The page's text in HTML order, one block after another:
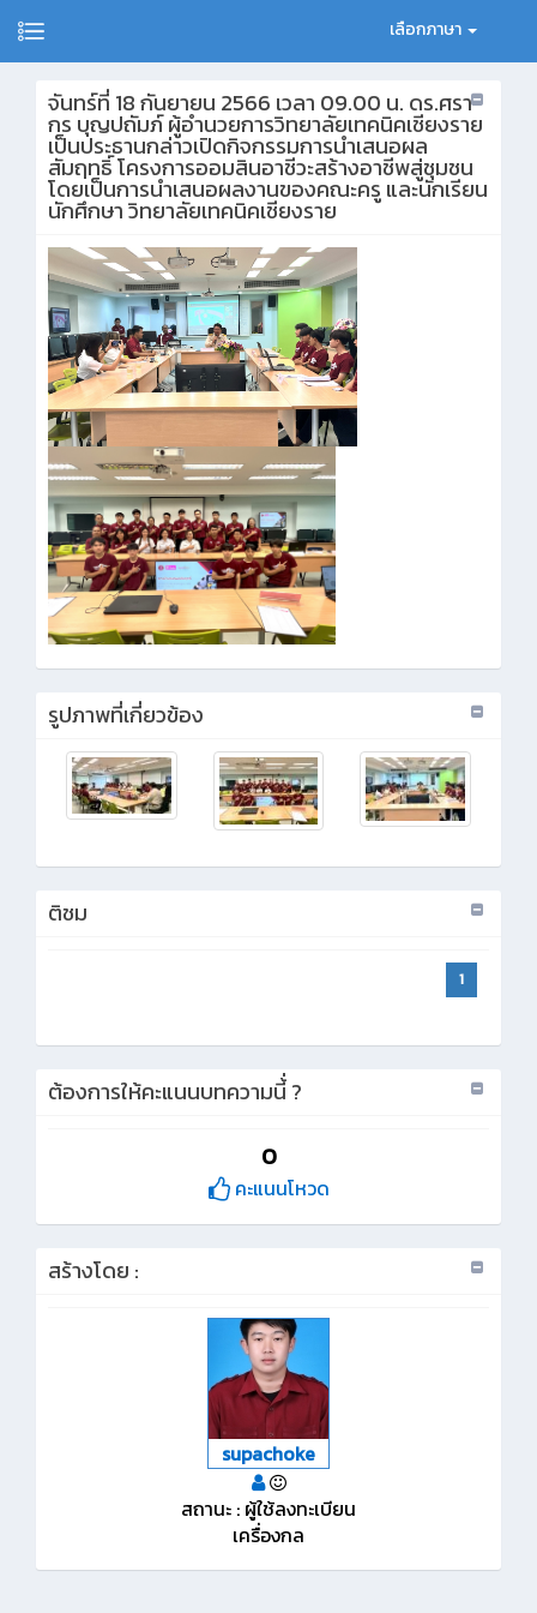
เลือกภาษา
จันทร์ที่ 18 กันยายน 2566 เวลา 09.00 น. ดร.ศรา
กร บุญปถัมภ์ ผู้อำนวยการวิทยาลัยเทคนิคเชียงราย
เป็นประธานกล่าวเปิดกิจกรรมการนำเสนอผล
สัมฤทธิ์ โครงการออมสินอาชีวะสร้างอาชีพสู่ชุมชน
โดยเป็นการนำเสนอผลงานของคณะครู และนักเรียน
นักศึกษา วิทยาลัยเทคนิคเชียงราย
รูปภาพที่เกี่ยวข้อง
ติชม
1
ต้องการให้คะแนนบทความนี้่ ?
0
คะแนนโหวด
สร้างโดย :
supachoke
สถานะ : ผู้ใช้ลงทะเบียน
เครื่องกล